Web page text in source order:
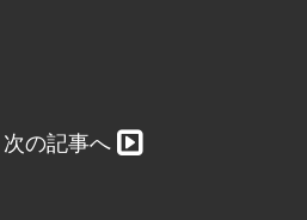
次の記事へ